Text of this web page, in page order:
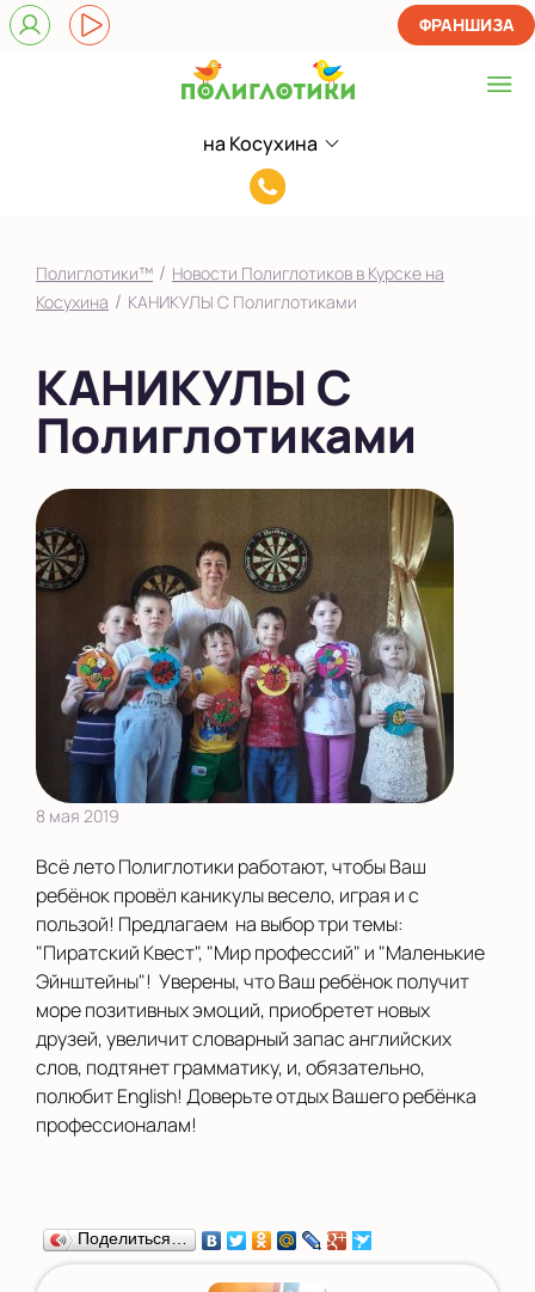
на Косухина
Выберите центр
на Косухина
Выбрать другой город
8(920)705-
ФРАНШИЗА
Полиглотики™ / Новости Полиглотиков в Курске на
Косухина / КАНИКУЛЫ С Полиглотиками
КАНИКУЛЫ С
Полиглотиками
8 мая 2019
Всё лето Полиглотики работают, чтобы Ваш
ребёнок провёл каникулы весело, играя и с
пользой! Предлагаем на выбор три темы:
"Пиратский Квест", "Мир профессий" и "Маленькие
Эйнштейны"! Уверены, что Ваш ребёнок получит
море позитивных эмоций, приобретет новых
друзей, увеличит словарный запас английских
слов, подтянет грамматику, и, обязательно,
полюбит English! Доверьте отдых Вашего ребёнка
профессионалам!
Поделиться…